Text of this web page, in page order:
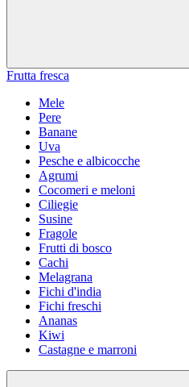
Frutta fresca
Mele
Pere
Banane
Uva
Pesche e albicocche
Agrumi
Cocomeri e meloni
Ciliegie
Susine
Fragole
Frutti di bosco
Cachi
Melagrana
Fichi d'india
Fichi freschi
Ananas
Kiwi
Castagne e marroni